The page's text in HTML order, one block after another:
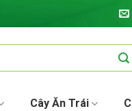
Cây Ăn Trái